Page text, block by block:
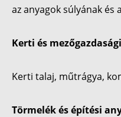
az anyagok súlyának és
Kerti és
Kerti talaj, műtrágya,
Törmelék és építési